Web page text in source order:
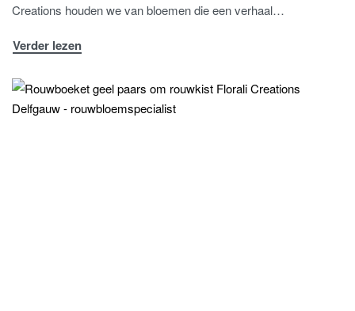
Creations houden we van bloemen die een verhaal…
Verder lezen